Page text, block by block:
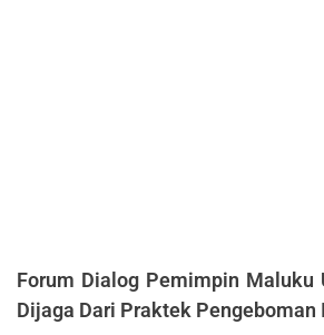
Forum Dialog Pemimpin Maluku
Dijaga Dari Praktek Pengeboman